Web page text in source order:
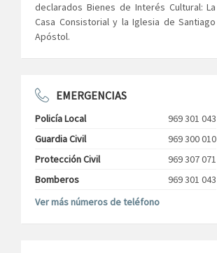
declarados Bienes de Interés Cultural: La
Casa Consistorial y la Iglesia de Santiago
Apóstol.
EMERGENCIAS
Policía Local
969 301 043
Guardia Civil
969 300 010
Protección Civil
969 307 071
Bomberos
969 301 043
Ver más números de teléfono